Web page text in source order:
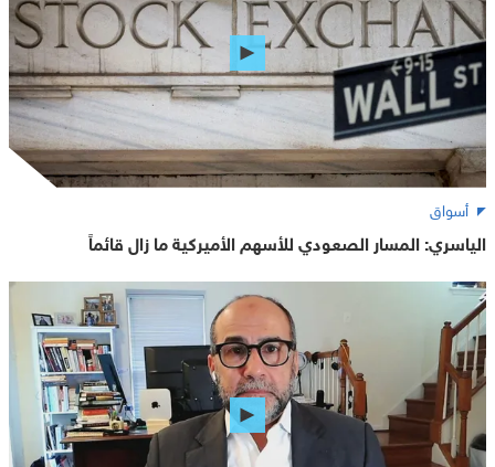
أسواق
الياسري: المسار الصعودي للأسهم الأميركية ما زال قائماً